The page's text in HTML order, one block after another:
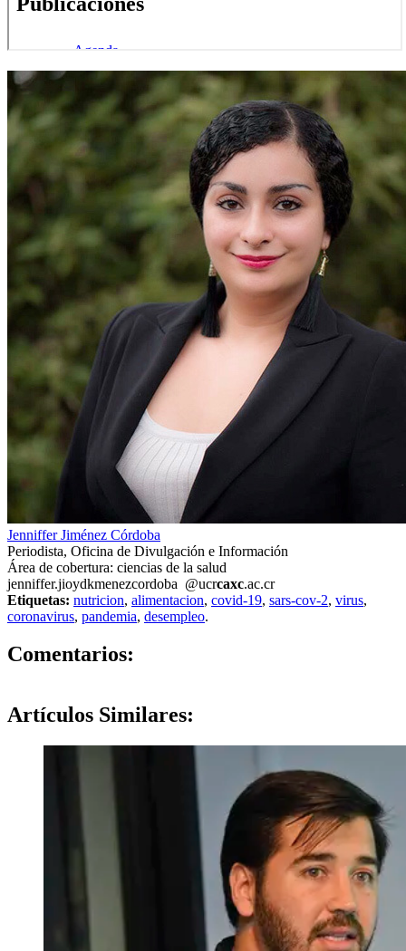
Jenniffer Jiménez Córdoba
Periodista, Oficina de Divulgación e Información
Área de cobertura: ciencias de la salud
jenniffer.jioydkmenezcordoba @ucrcaxc.ac.cr
Etiquetas: nutricion, alimentacion, covid-19, sars-cov-2, virus,
coronavirus, pandemia, desempleo.
Comentarios:
Artículos Similares: